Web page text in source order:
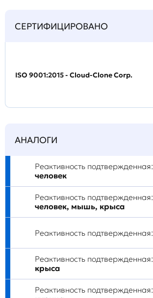
СЕРТИФИЦИРОВАНО
ISO 9001:2015 - Cloud-Clone Corp.
АНАЛОГИ
Реактивность подтвержденная:
человек
Реактивность подтвержденная:
человек, мышь, крыса
Реактивность подтвержденная:
Реактивность подтвержденная:
крыса
Реактивность подтвержденная: